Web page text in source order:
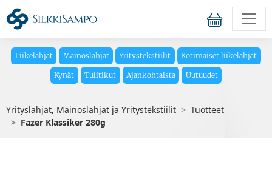
Liikelahjat Mainoslahjat Yritystekstiilit Kotimaiset liikelahjat
Kynät Tulitikut Ajankohtaista Uutuudet
Yrityslahjat, Mainoslahjat ja Yritystekstiilit
Tuotteet
Fazer Klassiker 280g